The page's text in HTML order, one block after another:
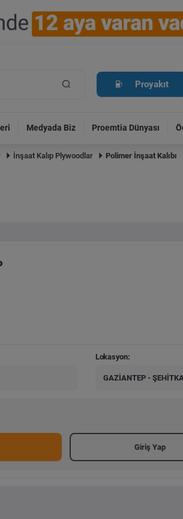
Proyakıt
Medyada Biz Proemtia Dünyası
İnşaat Kalıp Plywoodlar Polimer İnşaat Kalıbı
Lokasyon:
GAZİANTEP -
Giriş Yap